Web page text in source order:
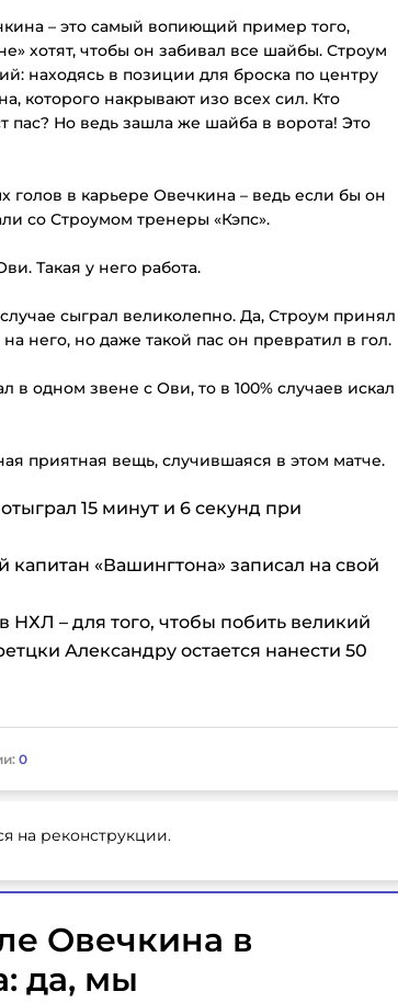
– это самый вопиющий пример того,
хотят, чтобы он забивал все шайбы. Строум
находясь в позиции для броска по центру
которого накрывают изо всех сил. Кто
пас? Но ведь зашла же шайба в ворота! Это
голов в карьере Овечкина – ведь если бы он
со Строумом тренеры «Кэпс».
Такая у него работа.
сыграл великолепно. Да, Строум принял
него, но даже такой пас он превратил в гол.
в одном звене с Ови, то в 100% случаев искал
приятная вещь, случившаяся в этом матче.
15 минут и 6 секунд при
«Вашингтона» записал на свой
НХЛ – для того, чтобы побить великий
Александру остается нанести 50
0
на реконструкции.
Овечкина в
да, мы